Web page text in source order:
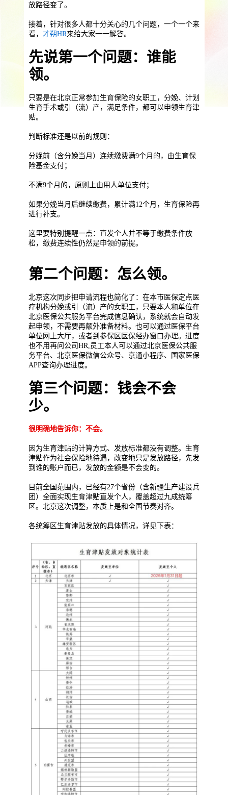
营销立减金
放路径变了。
接着，针对很多人都十分关心的几个问题，一个一个来
看， 才朔HR来给大家一一解答。
先说第一个问题：谁能
领。
只要是在北京正常参加生育保险的女职工，分娩、计划
生育手术或引（流）产，满足条件，都可以申领生育津
贴。
判断标准还是以前的规则：
分娩前（含分娩当月）连续缴费满9个月的，由生育保
险基金支付；
不满9个月的，原则上由用人单位支付；
如果分娩当月后继续缴费，累计满12个月，生育保险再
进行补支。
这里要特别提醒一点：直发个人并不等于缴费条件放
松，缴费连续性仍然是申领的前提。
第二个问题：怎么领。
北京这次同步把申请流程也简化了：在本市医保定点医
疗机构分娩或引（流）产的女职工，只要本人和单位在
北京医保公共服务平台完成信息确认，系统就会自动发
起申领，不需要再额外准备材料。也可以通过医保平台
单位网上大厅，或者到参保区医保经办窗口办理。进度
也不用再问公司HR,员工本人可以通过北京医保公共服
务平台、北京医保微信公众号、京通小程序、国家医保
APP查询办理进度。
第三个问题：钱会不会
少。
很明确地告诉你：不会。
因为生育津贴的计算方式、发放标准都没有调整。生育
津贴作为社会保险地待遇，改变地只是发放路径，先发
到谁的账户而已，发放的金额是不会变的。
目前全国范围内，已经有27个省份（含新疆生产建设兵
团）全面实现生育津贴直发个人，覆盖超过九成统筹
区。北京这次调整，本质上是和全国节奏对齐。
各统筹区生育津贴发放的具体情况，详见下表：